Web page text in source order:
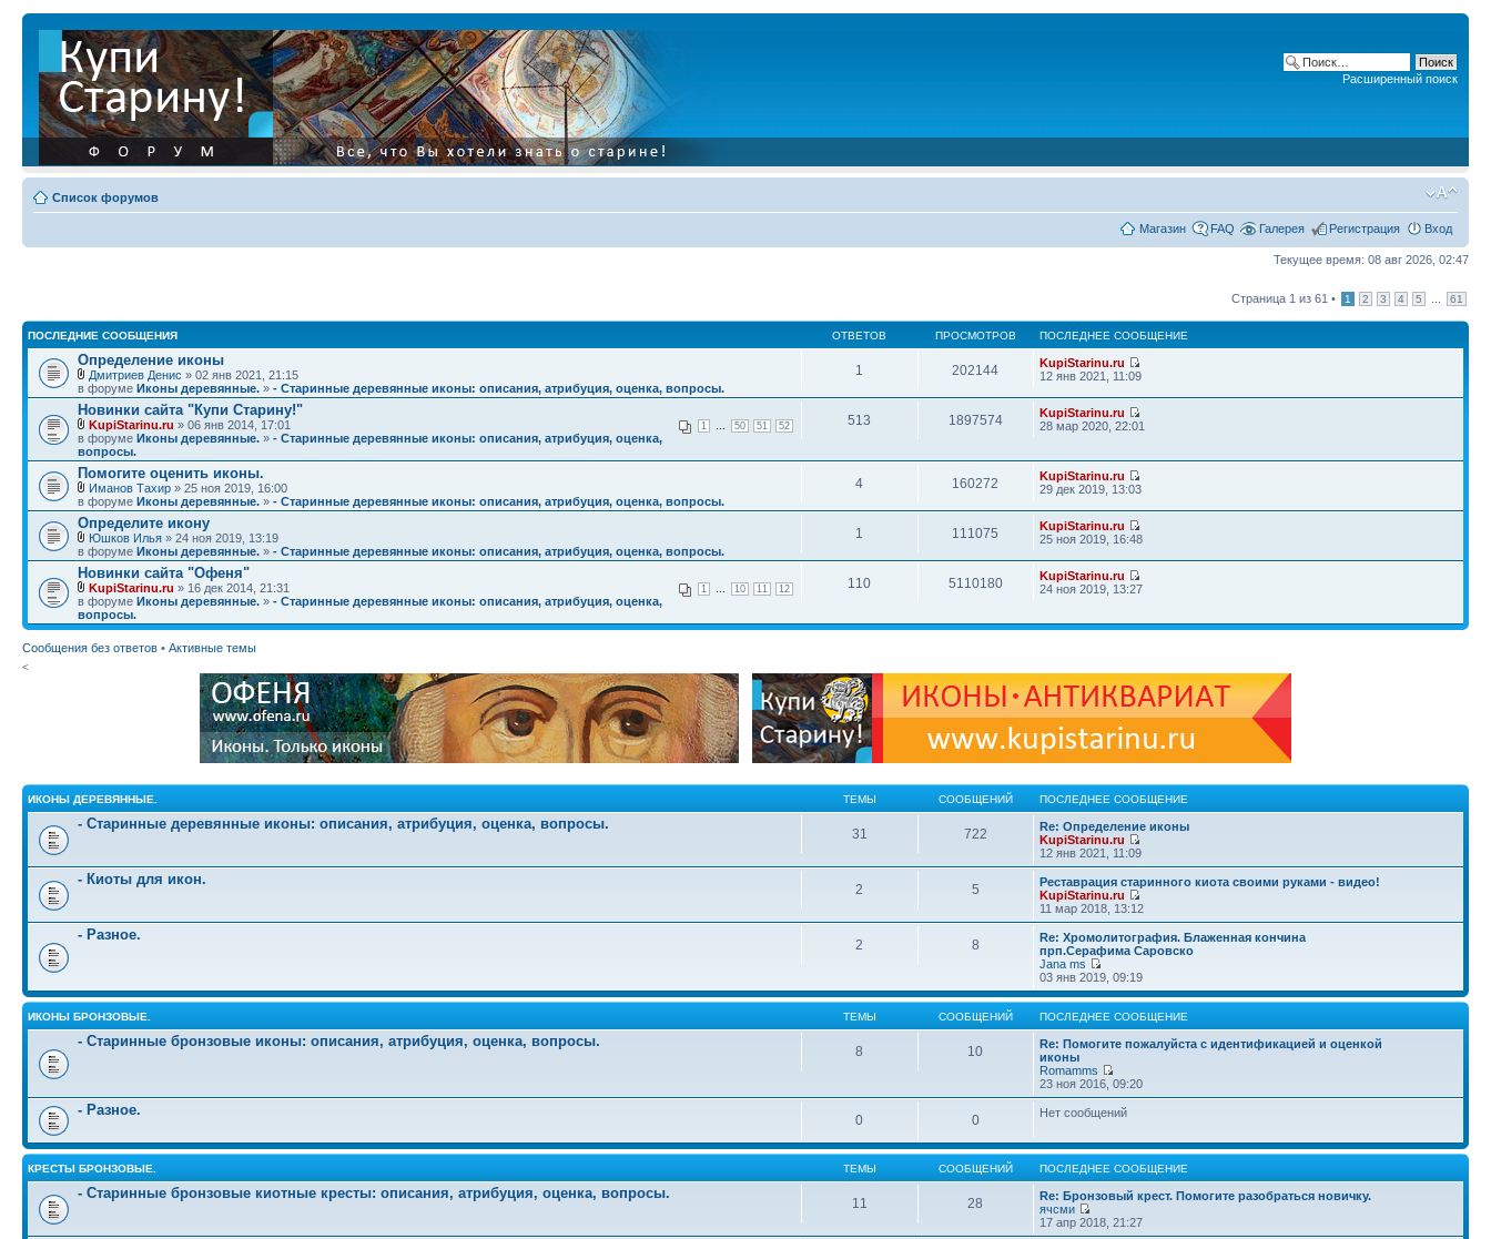
Расширенный поиск
Список форумов
Магазин FAQ Галерея Регистрация Вход
Текущее время: 08 авг 2026, 02:47
Страница 1 из 61 • 1 2 3 4 5 61
ПОСЛЕДНИЕ СООБЩЕНИЯ ОТВЕТОВ ПРОСМОТРОВ ПОСЛЕДНЕЕ СООБЩЕНИЕ
Определение иконы
Дмитриев Денис » 02 янв 2021, 21:15
в форуме Иконы деревянные. » - Старинные деревянные иконы: описания, атрибуция, оценка, вопросы.
1 202144
KupiStarinu.ru
12 янв 2021, 11:09
Новинки сайта "Купи Старину!"
1 50 51 52
KupiStarinu.ru » 06 янв 2014, 17:01
в форуме Иконы деревянные. » - Старинные деревянные иконы: описания, атрибуция, оценка,
вопросы.
513 1897574
KupiStarinu.ru
28 мар 2020, 22:01
Помогите оценить иконы.
Иманов Тахир » 25 ноя 2019, 16:00
в форуме Иконы деревянные. » - Старинные деревянные иконы: описания, атрибуция, оценка, вопросы.
4 160272
KupiStarinu.ru
29 дек 2019, 13:03
Определите икону
Юшков Илья » 24 ноя 2019, 13:19
в форуме Иконы деревянные. » - Старинные деревянные иконы: описания, атрибуция, оценка, вопросы.
1 111075
KupiStarinu.ru
25 ноя 2019, 16:48
Новинки сайта "Офеня"
1 10 11 12
KupiStarinu.ru » 16 дек 2014, 21:31
в форуме Иконы деревянные. » - Старинные деревянные иконы: описания, атрибуция, оценка,
вопросы.
110 5110180
KupiStarinu.ru
24 ноя 2019, 13:27
Сообщения без ответов • Активные темы
<
ИКОНЫ ДЕРЕВЯННЫЕ. ТЕМЫ СООБЩЕНИЙ ПОСЛЕДНЕЕ СООБЩЕНИЕ
- Старинные деревянные иконы: описания, атрибуция, оценка, вопросы.
31 722
Re: Определение иконы
KupiStarinu.ru
12 янв 2021, 11:09
- Киоты для икон.
2 5
Реставрация старинного киота своими руками - видео!
KupiStarinu.ru
11 мар 2018, 13:12
- Разное.
2 8
Re: Хромолитография. Блаженная кончина
прп.Серафима Саровско
Jana ms
03 янв 2019, 09:19
ИКОНЫ БРОНЗОВЫЕ. ТЕМЫ СООБЩЕНИЙ ПОСЛЕДНЕЕ СООБЩЕНИЕ
- Старинные бронзовые иконы: описания, атрибуция, оценка, вопросы.
8 10
Re: Помогите пожалуйста с идентификацией и оценкой
иконы
Romamms
23 ноя 2016, 09:20
- Разное.
0 0 Нет сообщений
КРЕСТЫ БРОНЗОВЫЕ. ТЕМЫ СООБЩЕНИЙ ПОСЛЕДНЕЕ СООБЩЕНИЕ
- Старинные бронзовые киотные кресты: описания, атрибуция, оценка, вопросы.
11 28
Re: Бронзовый крест. Помогите разобраться новичку.
ячсми
17 апр 2018, 21:27